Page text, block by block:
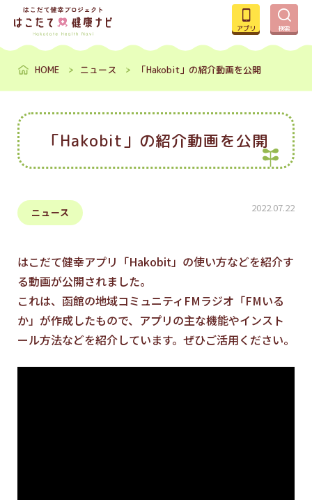
アプリ 検索
HOME ニュース 「Hakobit」の紹介動画を公開
「Hakobit」の紹介動画を公開
ニュース 2022.07.22
はこだて健幸アプリ「Hakobit」の使い方などを紹介す
る動画が公開されました。
これは、函館の地域コミュニティFMラジオ「FMいる
か」が作成したもので、アプリの主な機能やインスト
ール方法などを紹介しています。ぜひご活用ください。